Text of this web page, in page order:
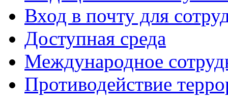
Вход в почту для
Доступная среда
Международное
Противодействие